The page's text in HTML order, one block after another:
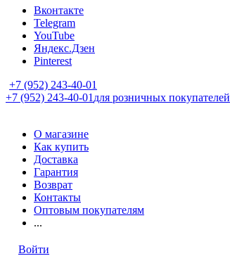
Вконтакте
Telegram
YouTube
Яндекс.Дзен
Pinterest
+7 (952) 243-40-01
+7 (952) 243-40-01 для розничных покупателей
О магазине
Как купить
Доставка
Гарантия
Возврат
Контакты
Оптовым покупателям
...
Войти